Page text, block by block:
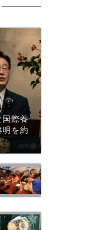
国際養
を約